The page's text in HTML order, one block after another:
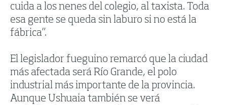
cuida a los nenes del colegio, al taxista. Toda
esa gente se queda sin laburo si no está la
fábrica”.
El legislador fueguino remarcó que la ciudad
más afectada será Río Grande, el polo
industrial más importante de la provincia.
Aunque Ushuaia también se verá